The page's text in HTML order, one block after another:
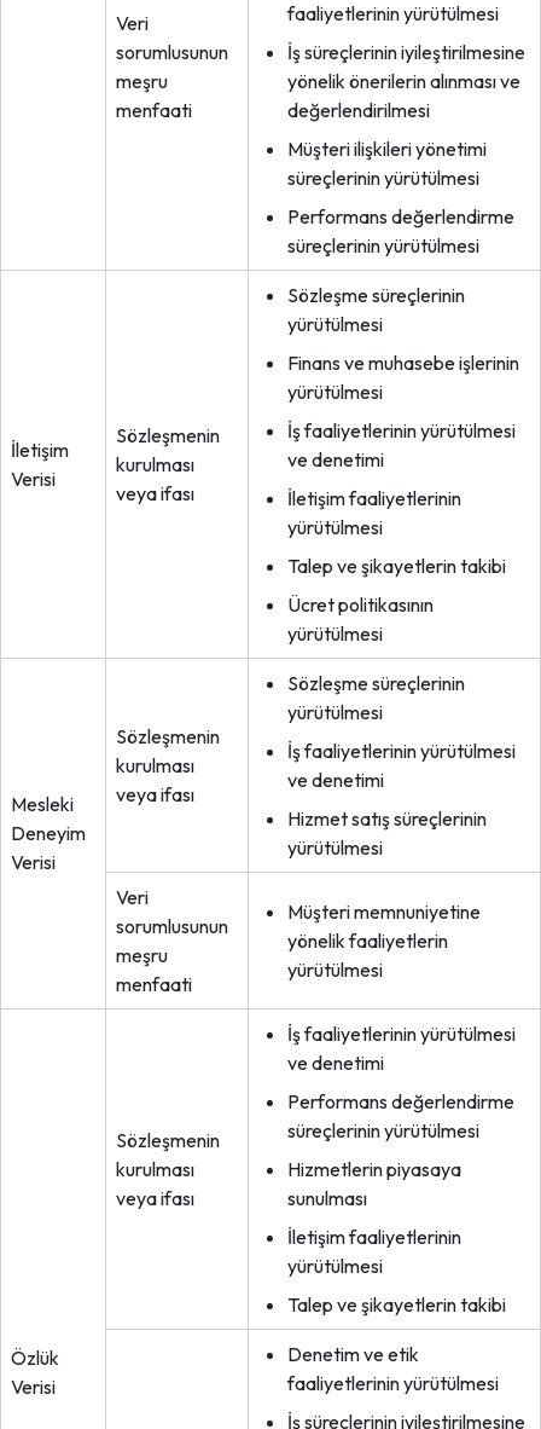
Veri
sorumlusunun
meşru
menfaati
faaliyetlerinin yürütülmesi
İş süreçlerinin iyileştirilmesine
yönelik önerilerin alınması ve
değerlendirilmesi
Müşteri ilişkileri yönetimi
süreçlerinin yürütülmesi
Performans değerlendirme
süreçlerinin yürütülmesi
İletişim
Verisi
Sözleşmenin
kurulması
veya ifası
Sözleşme süreçlerinin
yürütülmesi
Finans ve muhasebe işlerinin
yürütülmesi
İş faaliyetlerinin yürütülmesi
ve denetimi
İletişim faaliyetlerinin
yürütülmesi
Talep ve şikayetlerin takibi
Ücret politikasının
yürütülmesi
Mesleki
Deneyim
Verisi
Sözleşmenin
kurulması
veya ifası
Sözleşme süreçlerinin
yürütülmesi
İş faaliyetlerinin yürütülmesi
ve denetimi
Hizmet satış süreçlerinin
yürütülmesi
Veri
sorumlusunun
meşru
menfaati
Müşteri memnuniyetine
yönelik faaliyetlerin
yürütülmesi
Özlük
Verisi
Sözleşmenin
kurulması
veya ifası
İş faaliyetlerinin yürütülmesi
ve denetimi
Performans değerlendirme
süreçlerinin yürütülmesi
Hizmetlerin piyasaya
sunulması
İletişim faaliyetlerinin
yürütülmesi
Talep ve şikayetlerin takibi
Denetim ve etik
faaliyetlerinin yürütülmesi
İş süreçlerinin iyileştirilmesine